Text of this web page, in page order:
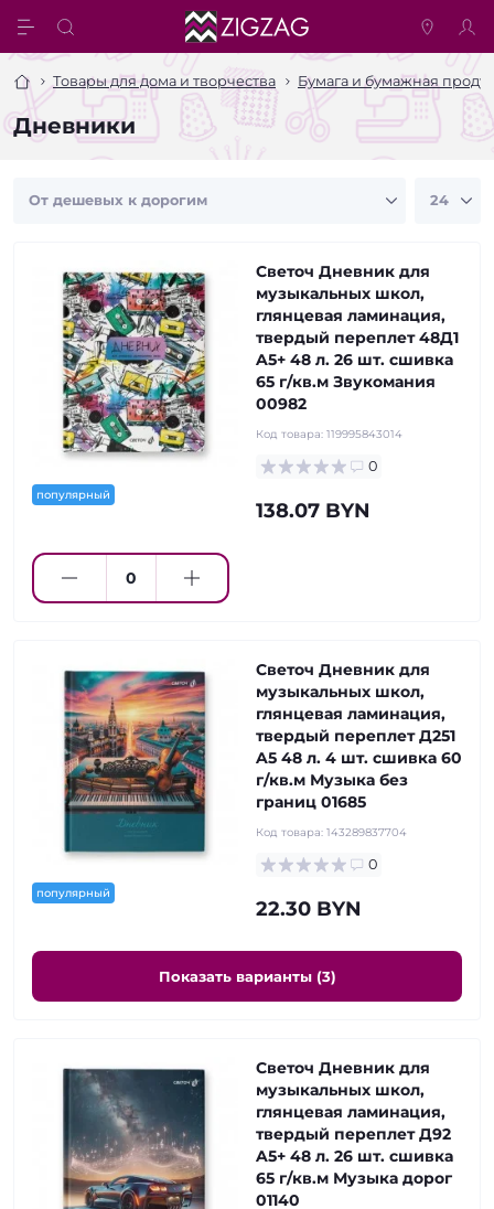
Товары для дома и творчества Бумага и бумажная
Дневники
популярный
Светоч Дневник для
музыкальных школ,
глянцевая ламинация,
твердый переплет 48Д1
A5+ 48 л. 26 шт. сшивка
65 г/кв.м Звукомания
00982
Код товара: 119995843014
0
138.07 BYN
популярный
Светоч Дневник для
музыкальных школ,
глянцевая ламинация,
твердый переплет Д251
A5 48 л. 4 шт. сшивка 60
г/кв.м Музыка без
границ 01685
Код товара: 143289837704
0
22.30 BYN
Показать варианты (3)
Светоч Дневник для
музыкальных школ,
глянцевая ламинация,
твердый переплет Д92
A5+ 48 л. 26 шт. сшивка
65 г/кв.м Музыка дорог
01140